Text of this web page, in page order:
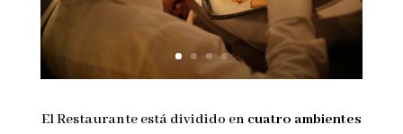
El Restaurante está dividido en cuatro ambientes